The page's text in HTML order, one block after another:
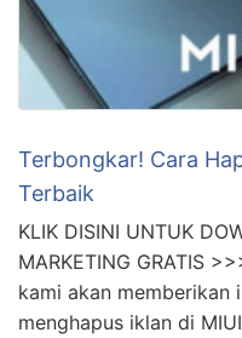
Terbongkar! Cara
Terbaik
KLIK DISINI UNTUK
MARKETING GRATIS
kami akan memberikan
menghapus iklan di